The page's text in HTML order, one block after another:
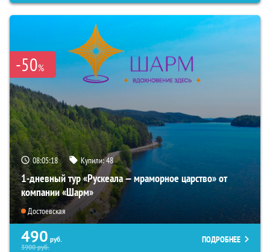
-50%
08:05:17 Купили:48
1-дневный тур «Рускеала — мраморное царство» от
компании «Шарм»
Достоевская
490 руб.
3900руб.
ПОДРОБНЕЕ